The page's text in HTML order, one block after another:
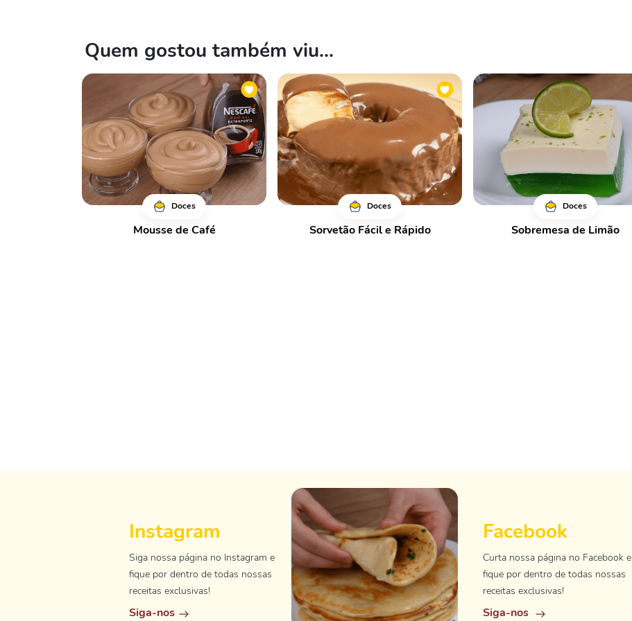
Quem gostou também viu...
Doces
Mousse de Café
Doces
Sorvetão Fácil e Rápido
Doces
Sobremesa de Limão
Instagram
Siga nossa página no Instagram e
fique por dentro de todas nossas
receitas exclusivas!
Siga-nos
Facebook
Curta nossa página no Facebook e
fique por dentro de todas nossas
receitas exclusivas!
Siga-nos